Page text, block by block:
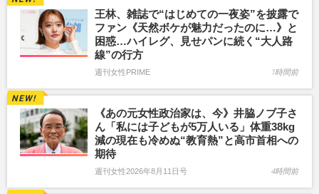
王林、雑誌で“はじめての一夜姿”を披露で
ファン《天然ボケが魅力だったのに…》と
困惑…ハイレグ、見せパンに続く“大人路
線”の行方
週刊女性PRIME 1時間前
《あの元女性政治家は、今》井脇ノブ子さ
ん「私には子どもが5万人いる」体重38kg
減の現在も冷めぬ“教育熱”と高市首相への
期待
週刊女性2026年8月11日号 4時間前